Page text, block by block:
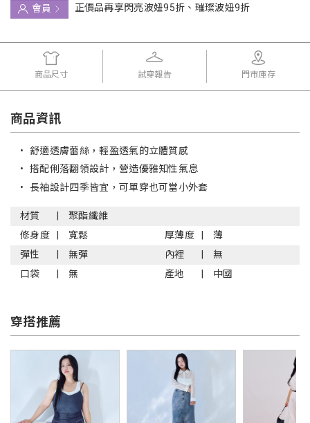
會員
正價品再享閃亮波妞95折、璀璨波妞9折
商品尺寸 試穿報告 門市庫存
商品資訊
• 舒適透膚蕾絲，輕盈透氣的立體質感
• 搭配俐落翻領設計，營造優雅知性氣息
• 長袖設計四季皆宜，可單穿也可當小外套
材質
聚酯纖維
修身度
寬鬆 厚薄度
薄
彈性
無彈 內裡
無
口袋
無 產地 中國
穿搭推薦